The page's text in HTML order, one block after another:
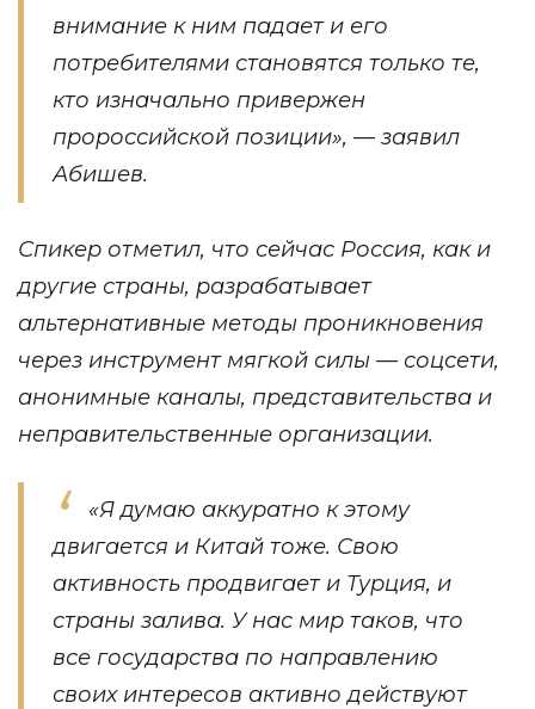
внимание к ним падает и его
потребителями становятся только те,
кто изначально привержен
пророссийской позиции», — заявил
Абишев.
Спикер отметил, что сейчас Россия, как и
другие страны, разрабатывает
альтернативные методы проникновения
через инструмент мягкой силы — соцсети,
анонимные каналы, представительства и
неправительственные организации.
«Я думаю аккуратно к этому
двигается и Китай тоже. Свою
активность продвигает и Турция, и
страны залива. У нас мир таков, что
все государства по направлению
своих интересов активно действуют